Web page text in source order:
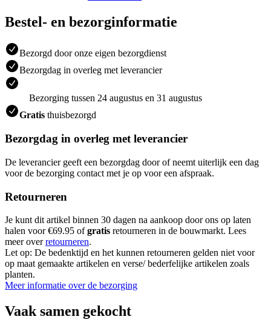
Bestel- en bezorginformatie
Bezorgd door onze eigen bezorgdienst
Bezorgdag in overleg met leverancier
Bezorging tussen 24 augustus en 31 augustus
Gratis thuisbezorgd
Bezorgdag in overleg met leverancier
De leverancier geeft een bezorgdag door of neemt uiterlijk een dag
voor de bezorging contact met je op voor een afspraak.
Retourneren
Je kunt dit artikel binnen 30 dagen na aankoop door ons op laten
halen voor €69.95 ofgratis retourneren in de bouwmarkt. Lees
meer overretourneren.
Let op: De bedenktijd en het kunnen retourneren gelden niet voor
op maat gemaakte artikelen en verse/ bederfelijke artikelen zoals
planten.
Meer informatie over de bezorging
Vaak samen gekocht